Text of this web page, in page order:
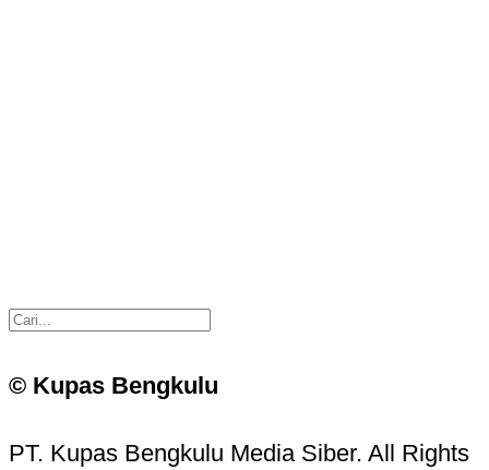
© Kupas Bengkulu
PT. Kupas Bengkulu Media Siber. All Rights